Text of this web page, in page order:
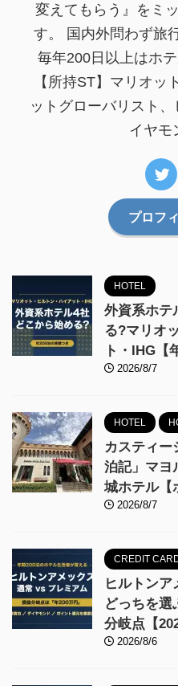
変えてもらう』をミ
す。 国内外問わず旅
毎年200日以上はホ
【所持ST】マリオッ
ットグローバリスト
イヤモ
プロフ
HOTEL
外資系ホテ
る?マリオ
ト・IHG【
2026/8/7
HOTEL
カスティー
泊記」マヨ
城ホテル【
2026/8/7
CREDIT
ヒルトン
どっちを選
分岐点【
2026/8/6